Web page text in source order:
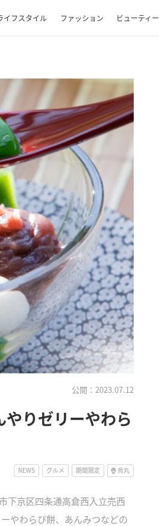
イフスタイル ファッション ビューティー
公開：2023.07.12
りゼリーやわら
NEWS グルメ 期間限定 烏丸
下京区四条通高倉西入立売西
やわらび餅、あんみつなどの